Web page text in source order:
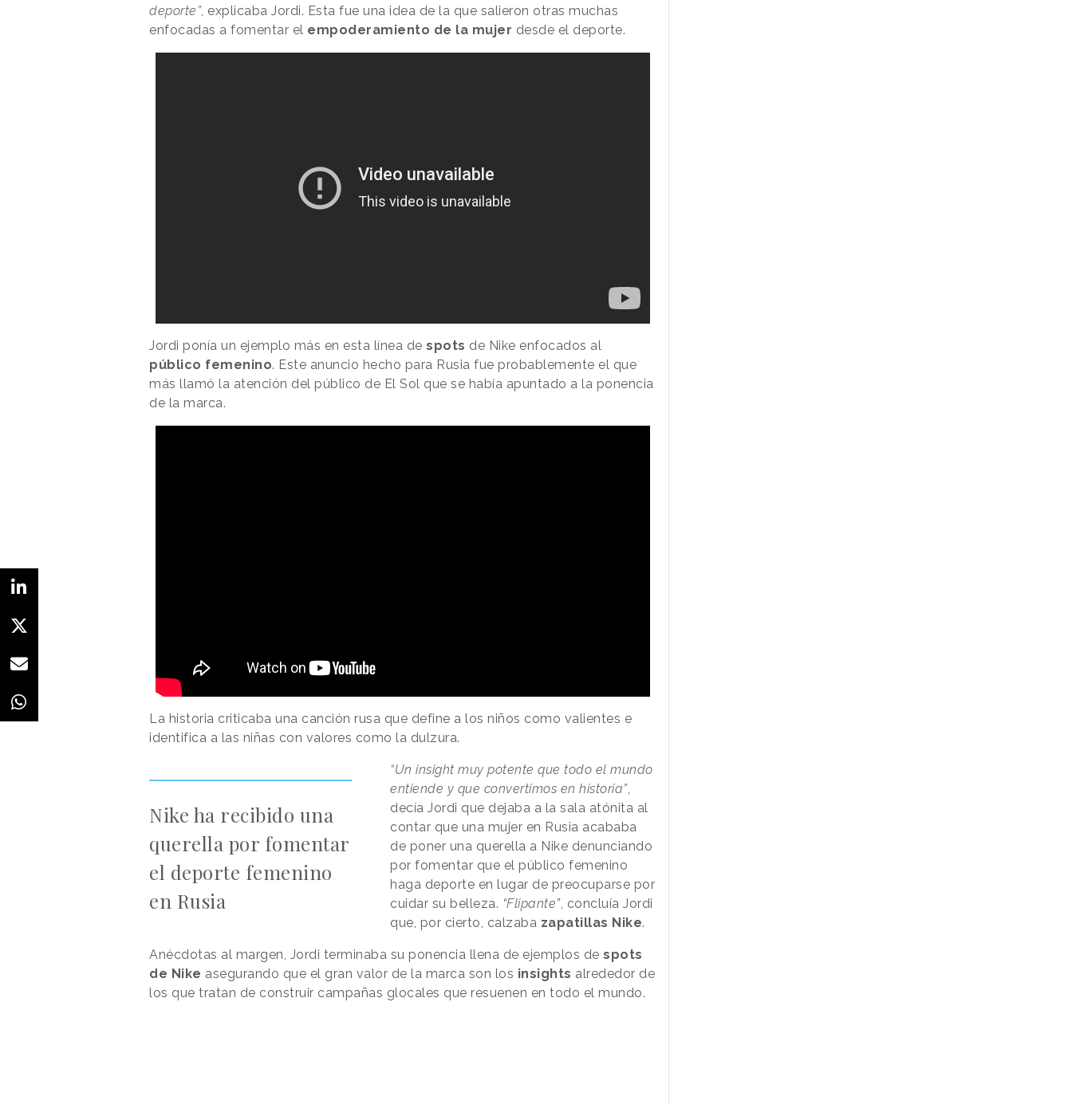
deporte”, explicaba Jordi. Esta fue una idea de la que salieron otras muchas
enfocadas a fomentar el empoderamiento de la mujer desde el deporte.
Jordi ponía un ejemplo más en esta línea de spots de Nike enfocados al
público femenino. Este anuncio hecho para Rusia fue probablemente el que
más llamó la atención del público de El Sol que se había apuntado a la ponencia
de la marca.
La historia criticaba una canción rusa que define a los niños como valientes e
identifica a las niñas con valores como la dulzura.
Nike ha recibido una
querella por fomentar
el deporte femenino
en Rusia
“Un insight muy potente que todo el mundo
entiende y que convertimos en historia”,
decía Jordi que dejaba a la sala atónita al
contar que una mujer en Rusia acababa
de poner una querella a Nike denunciando
por fomentar que el público femenino
haga deporte en lugar de preocuparse por
cuidar su belleza. “Flipante”, concluía Jordi
que, por cierto, calzaba zapatillas Nike.
Anécdotas al margen, Jordi terminaba su ponencia llena de ejemplos de spots
de Nike asegurando que el gran valor de la marca son los insights alrededor de
los que tratan de construir campañas glocales que resuenen en todo el mundo.